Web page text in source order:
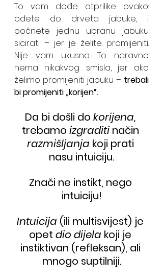
To vam dođe otprilike ovako:
odete do drveta jabuke, i
počnete jednu ubranu jabuku
sicirati – jer je želite promijeniti.
Nije vam ukusna. To naravno
nema nikakvog smisla, jer ako
želimo promijeniti jabuku – trebali
bi promijeniti „korijen“.
Da bi došli do korijena,
trebamo izgraditi način
razmišljanja koji prati
nasu intuiciju.
Znači ne instikt, nego
intuiciju!
Intuicija (ili multisvijest) je
opet dio dijela koji je
instiktivan (refleksan), ali
mnogo suptilniji.